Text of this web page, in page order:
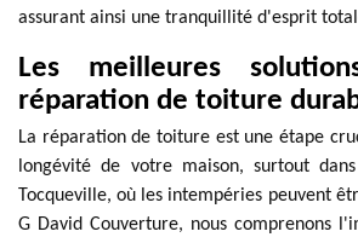
assurant ainsi une tranquillité d'esprit
Les meilleures
réparation de toiture
La réparation de toiture est une étape
longévité de votre maison, surtout
Tocqueville, où les intempéries peuvent
G David Couverture, nous comprenons